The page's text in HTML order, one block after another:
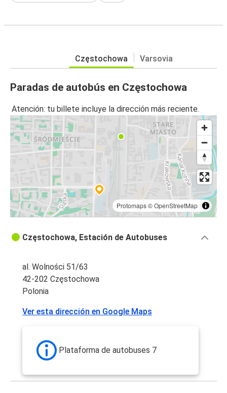
Częstochowa Varsovia
Paradas de autobús en Częstochowa
Atención: tu billete incluye la dirección más reciente.
Protomaps©OpenStreetMap
Częstochowa, Estación de Autobuses
al. Wolności 51/63
42-202 Częstochowa
Polonia
Ver esta dirección en Google Maps
Plataforma de autobuses 7